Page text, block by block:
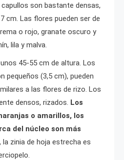
son bastante densas,
cm. Las flores pueden ser de
o rojo, granate oscuro y
lila y malva.
45-55 cm de altura. Los
pequeños (3,5 cm), pueden
a las flores de rizo. Los
densos, rizados. Los
o amarillos, los
del núcleo son más
la zinia de hoja estrecha es